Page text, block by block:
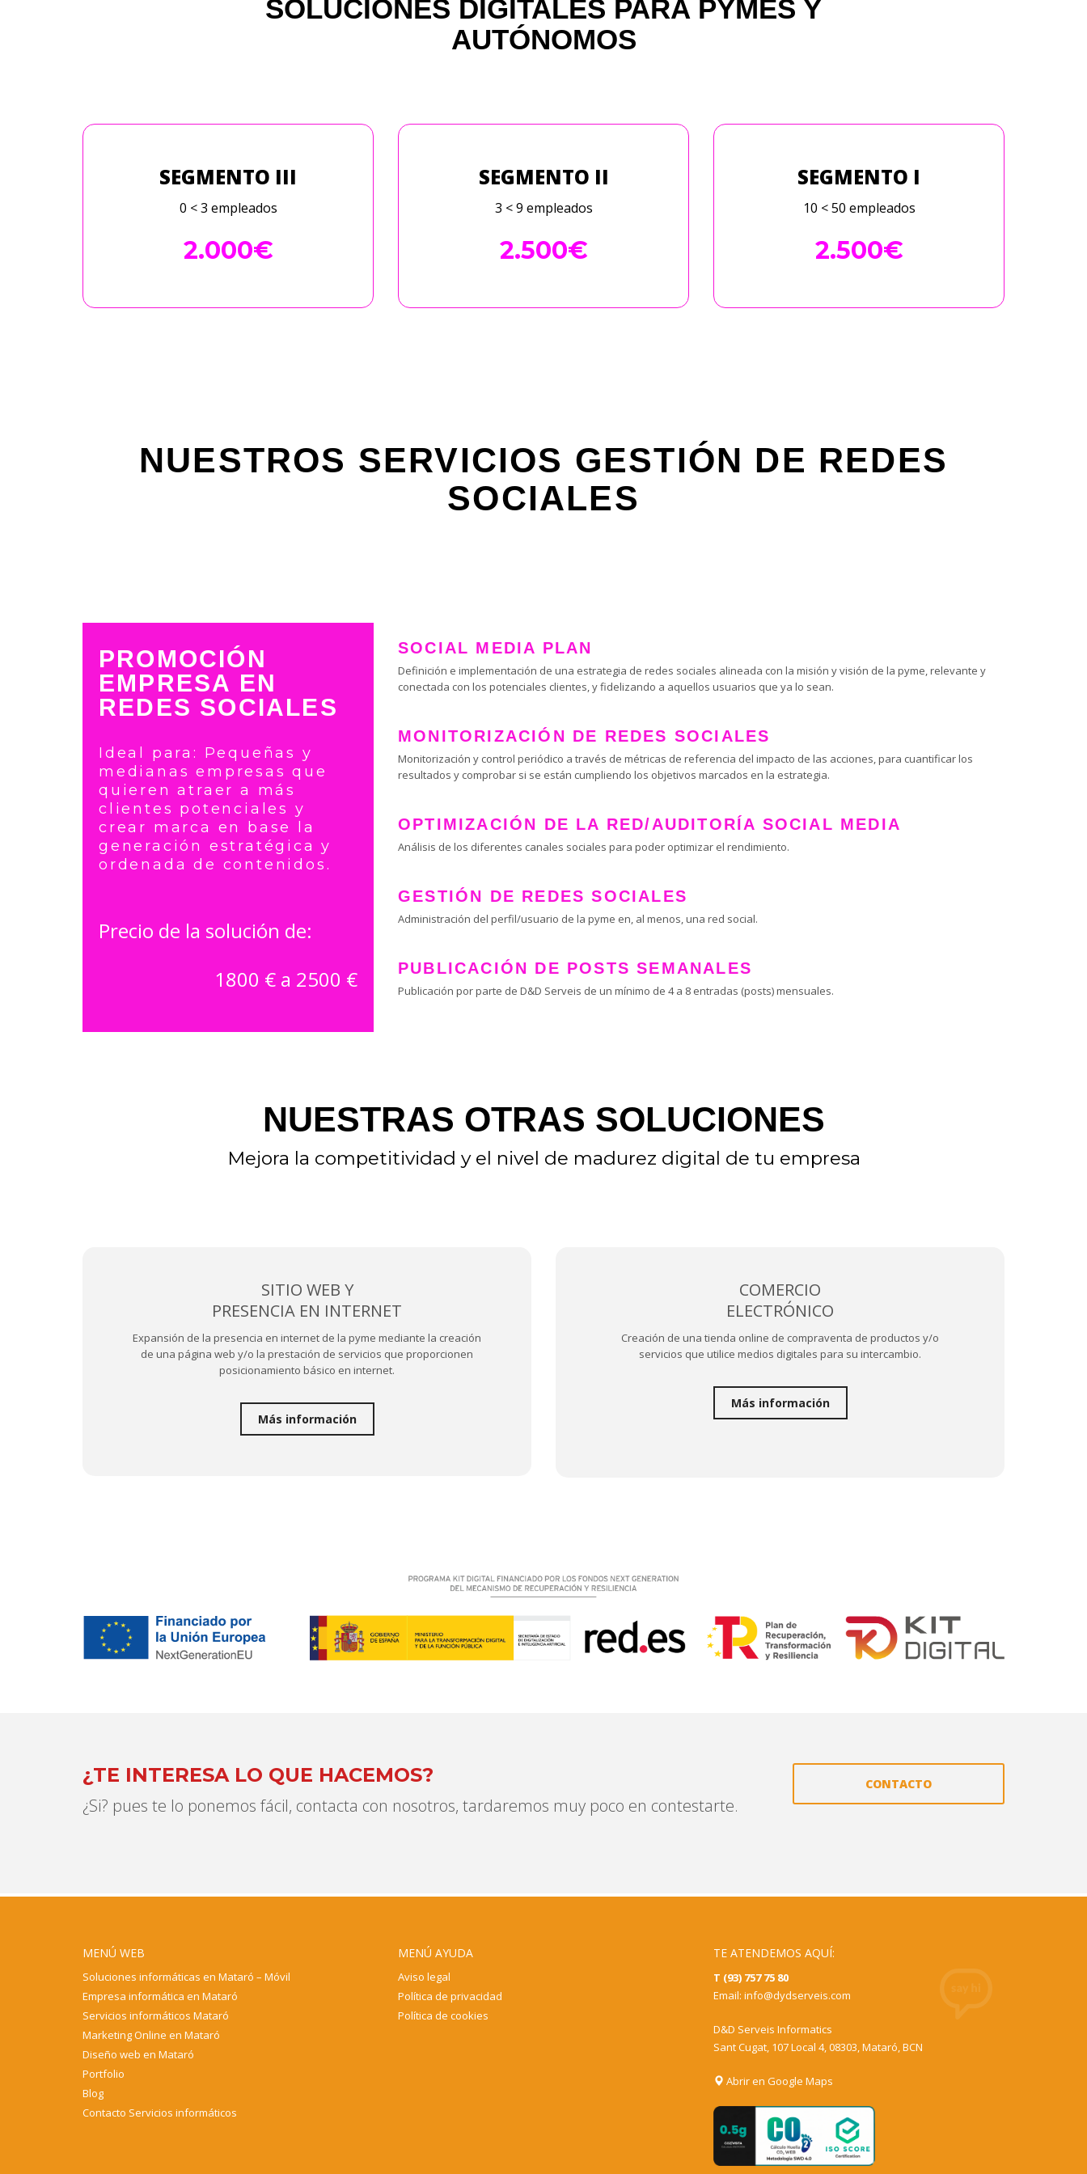
SOLUCIONES DIGITALES PARA PYMES Y
AUTÓNOMOS
SEGMENTO III
0 < 3 empleados
2.000€
SEGMENTO II
3 < 9 empleados
2.500€
SEGMENTO I
10 < 50 empleados
2.500€
NUESTROS SERVICIOS GESTIÓN DE REDES
SOCIALES
PROMOCIÓN
EMPRESA EN
REDES SOCIALES
Ideal para: Pequeñas y
medianas empresas que
quieren atraer a más
clientes potenciales y
crear marca en base la
generación estratégica y
ordenada de contenidos.
Precio de la solución de:
1800 € a 2500 €
SOCIAL MEDIA PLAN
Definición e implementación de una estrategia de redes sociales alineada con la misión y visión de la pyme, relevante y
conectada con los potenciales clientes, y fidelizando a aquellos usuarios que ya lo sean.
MONITORIZACIÓN DE REDES SOCIALES
Monitorización y control periódico a través de métricas de referencia del impacto de las acciones, para cuantificar los
resultados y comprobar si se están cumpliendo los objetivos marcados en la estrategia.
OPTIMIZACIÓN DE LA RED/AUDITORÍA SOCIAL MEDIA
Análisis de los diferentes canales sociales para poder optimizar el rendimiento.
GESTIÓN DE REDES SOCIALES
Administración del perfil/usuario de la pyme en, al menos, una red social.
PUBLICACIÓN DE POSTS SEMANALES
Publicación por parte de D&D Serveis de un mínimo de 4 a 8 entradas (posts) mensuales.
NUESTRAS OTRAS SOLUCIONES
Mejora la competitividad y el nivel de madurez digital de tu empresa
SITIO WEB Y
PRESENCIA EN INTERNET
Expansión de la presencia en internet de la pyme mediante la creación
de una página web y/o la prestación de servicios que proporcionen
posicionamiento básico en internet.
Más información
COMERCIO
ELECTRÓNICO
Creación de una tienda online de compraventa de productos y/o
servicios que utilice medios digitales para su intercambio.
Más información
¿TE INTERESA LO QUE HACEMOS?
¿Si? pues te lo ponemos fácil, contacta con nosotros, tardaremos muy poco en contestarte.
CONTACTO
MENÚ WEB
Soluciones informáticas en Mataró – Móvil
Empresa informática en Mataró
Servicios informáticos Mataró
Marketing Online en Mataró
Diseño web en Mataró
Portfolio
Blog
Contacto Servicios informáticos
MENÚ AYUDA
Aviso legal
Política de privacidad
Política de cookies
TE ATENDEMOS AQUÍ:
T (93) 757 75 80
Email: info@dydserveis.com
D&D Serveis Informatics
Sant Cugat, 107 Local 4, 08303, Mataró, BCN
Abrir en Google Maps